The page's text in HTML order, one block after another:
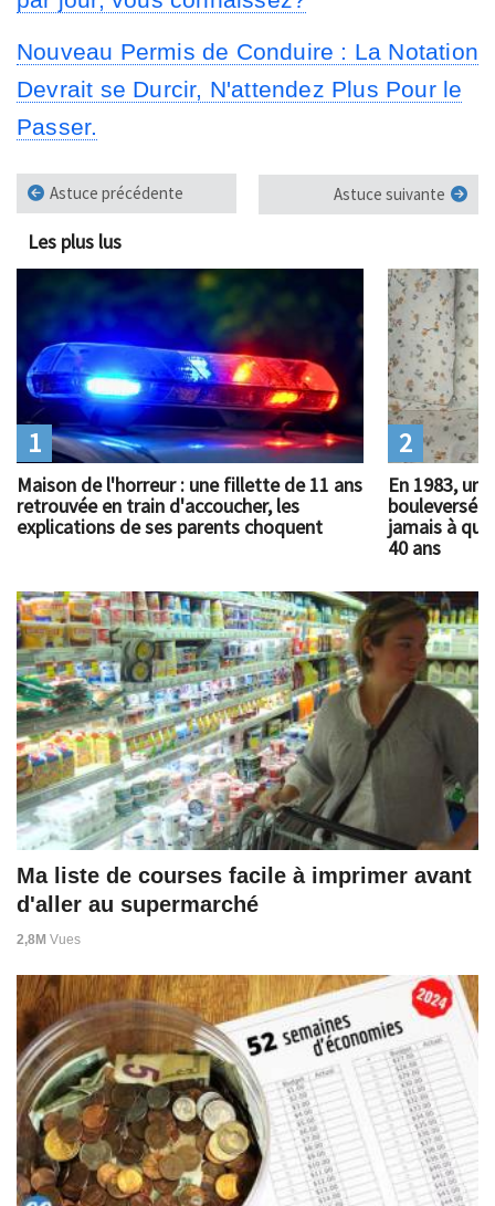
Nouveau Permis de Conduire : La Notation
Devrait se Durcir, N'attendez Plus Pour le
Passer.
Astuce précédente Astuce suivante
Les plus lus
Maison de l'horreur : une fillette de 11 ans
retrouvée en train d'accoucher, les
explications de ses parents choquent
1
En 1983, un
bouleversé
jamais à
40 ans
2
Ma liste de courses facile à imprimer avant
d'aller au supermarché
2,8M Vues